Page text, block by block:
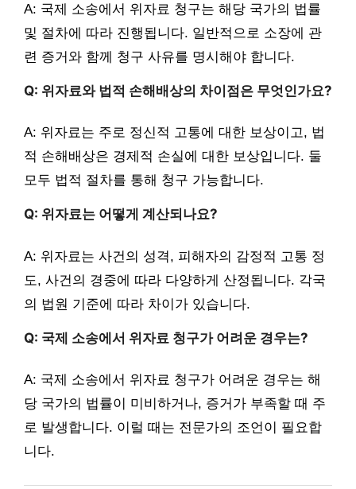
A: 국제 소송에서 위자료 청구는 해당 국가의 법률
및 절차에 따라 진행됩니다. 일반적으로 소장에 관
련 증거와 함께 청구 사유를 명시해야 합니다.
Q: 위자료와 법적 손해배상의 차이점은 무엇인가요?
A: 위자료는 주로 정신적 고통에 대한 보상이고, 법
적 손해배상은 경제적 손실에 대한 보상입니다. 둘
모두 법적 절차를 통해 청구 가능합니다.
Q: 위자료는 어떻게 계산되나요?
A: 위자료는 사건의 성격, 피해자의 감정적 고통 정
도, 사건의 경중에 따라 다양하게 산정됩니다. 각국
의 법원 기준에 따라 차이가 있습니다.
Q: 국제 소송에서 위자료 청구가 어려운 경우는?
A: 국제 소송에서 위자료 청구가 어려운 경우는 해
당 국가의 법률이 미비하거나, 증거가 부족할 때 주
로 발생합니다. 이럴 때는 전문가의 조언이 필요합
니다.